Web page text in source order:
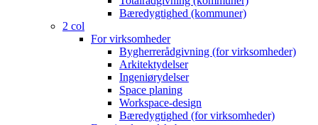
Bæredygtighed (kommuner)
2 col
For virksomheder
Bygherrerådgivning (for virksomheder)
Arkitektydelser
Ingeniørydelser
Space planing
Workspace-design
Bæredygtighed (for virksomheder)